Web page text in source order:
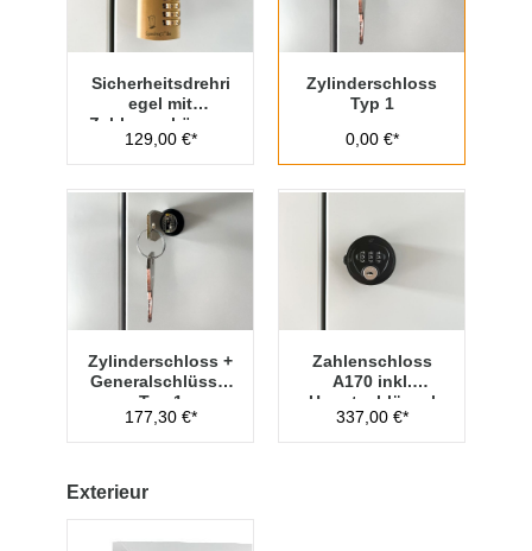
Sicherheitsdrehri
egel mit
Zahlenvorhänges
chloss Typ 1
129,00 €*
Zylinderschloss
Typ 1
0,00 €*
Zylinderschloss +
Generalschlüssel
Typ 1
177,30 €*
Zahlenschloss
A170 inkl.
Hauptschlüssel
Typ 1
337,00 €*
Exterieur